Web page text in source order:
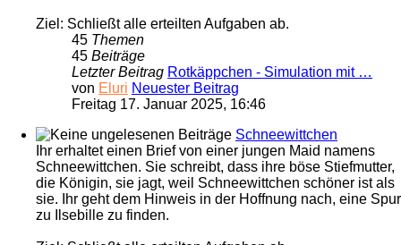
Ziel: Schließt alle erteilten Aufgaben ab.
45 Themen
45 Beiträge
Letzter Beitrag Rotkäppchen - Simulation mit …
von Eluri Neuester Beitrag
Freitag 17. Januar 2025, 16:46
Schneewittchen
Ihr erhaltet einen Brief von einer jungen Maid namens
Schneewittchen. Sie schreibt, dass ihre böse Stiefmutter,
die Königin, sie jagt, weil Schneewittchen schöner ist als
sie. Ihr geht dem Hinweis in der Hoffnung nach, eine Spur
zu Ilsebille zu finden.